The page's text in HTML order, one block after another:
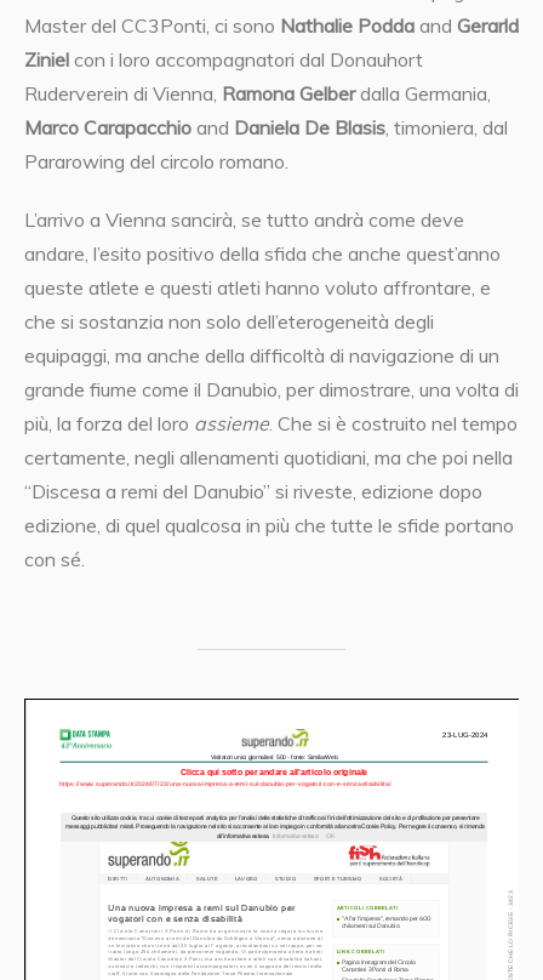
Master del CC3Ponti, ci sono Nathalie Podda and Gerarld
Ziniel con i loro accompagnatori dal Donauhort
Ruderverein di Vienna, Ramona Gelberdalla Germania,
Marco Carapacchio and Daniela De Blasis, timoniera, dal
Pararowing del circolo romano.
L’arrivo a Vienna sancirà, se tutto andrà come deve
andare, l’esito positivo della sfida che anche quest’anno
queste atlete e questi atleti hanno voluto affrontare, e
che si sostanzia non solo dell’eterogeneità degli
equipaggi, ma anche della difficoltà di navigazione di un
grande fiume come il Danubio, per dimostrare, una volta di
più, la forza del loro assieme. Che si è costruito nel tempo
certamente, negli allenamenti quotidiani, ma che poi nella
“Discesa a remi del Danubio” si riveste, edizione dopo
edizione, di quel qualcosa in più che tutte le sfide portano
con sé.